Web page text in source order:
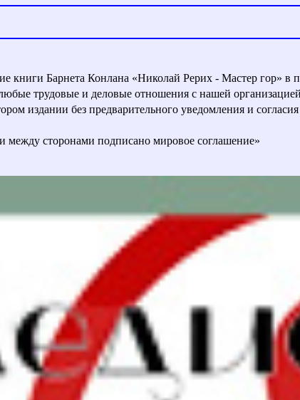
книги Барнета Конлана «Николай Рерих - Мастер гор»
трудовые и деловые отношения с нашей
издании без предварительного уведомления и согласия
сторонами подписано мировое соглашение»